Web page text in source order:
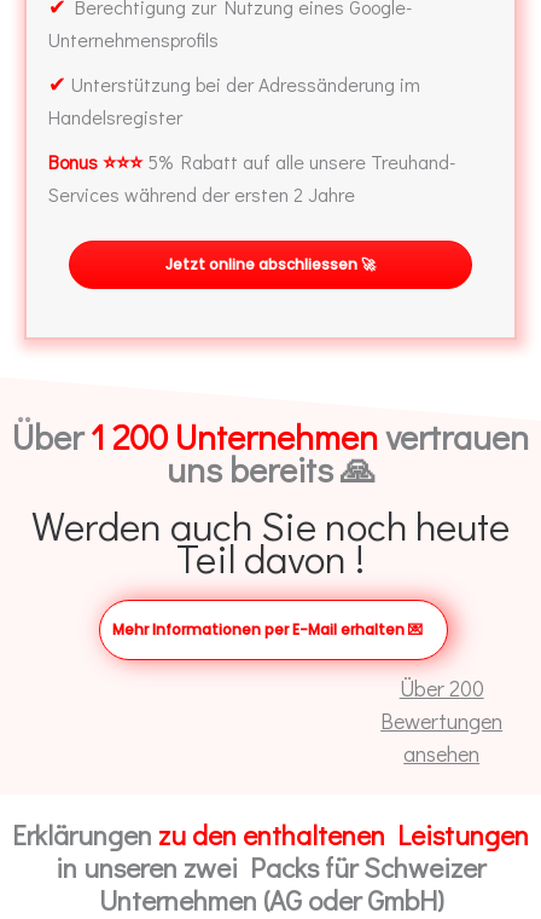
Berechtigung zur Nutzung eines Google-
Unternehmensprofils
✔ Unterstützung bei der Adressänderung im
Handelsregister
Bonus ⭐⭐⭐5% Rabatt auf alle unsere Treuhand-
Services während der ersten 2 Jahre
Jetzt online abschliessen 🚀
Über1 200 Unternehmenvertrauen
uns bereits 🙏
Werden auch Sie noch heute
Teil davon !
Mehr Informationen per E-Mail erhalten💌
Über 200
Bewertungen
ansehen
Erklärungen zu den enthaltenen Leistungen
in unseren zwei Packs für Schweizer
Unternehmen (AG oder GmbH)